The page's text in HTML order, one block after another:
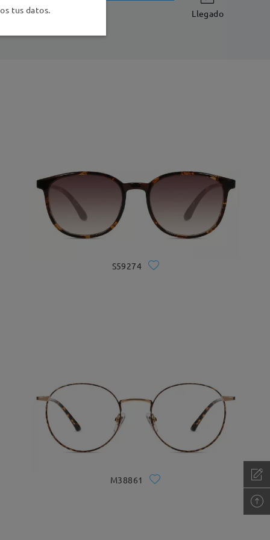
7 días laborales Llegado
S59274
M38861
tus datos.